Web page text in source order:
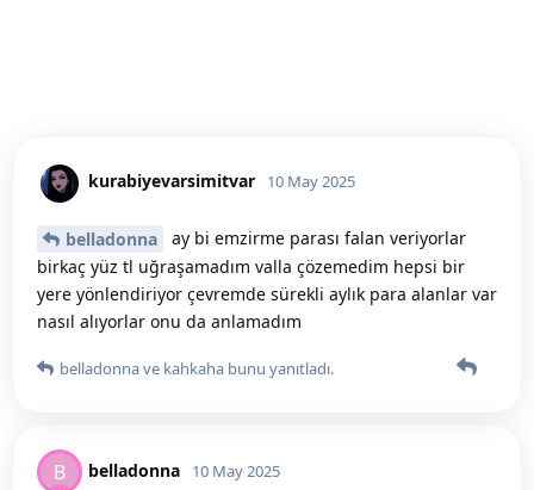
kurabiyevarsimitvar 10 May 2025
belladonna
ay bi emzirme parası falan veriyorlar
birkaç yüz tl uğraşamadım valla çözemedim hepsi bir
yere yönlendiriyor çevremde sürekli aylık para alanlar var
nasıl alıyorlar onu da anlamadım
belladonnave kahkaha bunu yanıtladı.
B belladonna 10 May 2025